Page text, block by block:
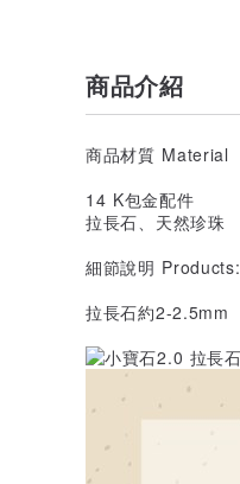
商品介紹
商品材質 Material
14 K包金配件
拉長石、天然珍珠
細節說明 Products:
拉長石約2-2.5mm